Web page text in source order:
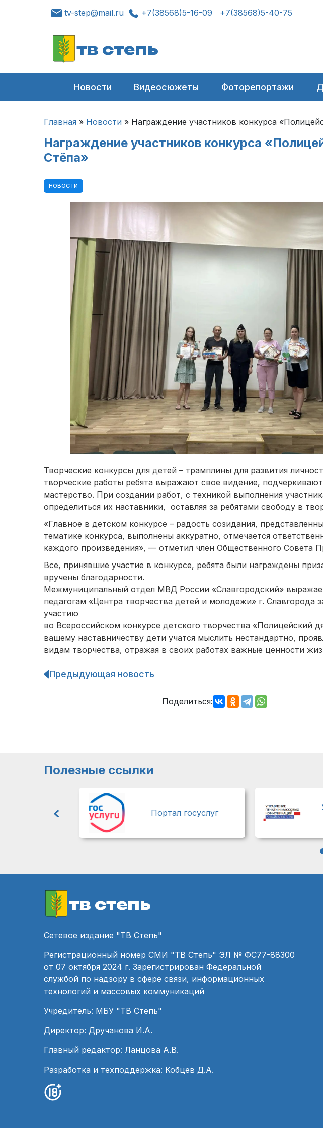
tv-step@mail.ru +7(38568)5-16-09 +7(38568)5-40-75
тв степь
Новости Видеосюжеты Фоторепортажи
Главная » Новости » Награждение участников конкурса
Награждение участников конкурса
Стёпа»
НОВОСТИ
Творческие конкурсы для детей – трамплины для развития
творческие работы ребята выражают свое видение,
мастерство. При создании работ, с техникой выполнения
определиться их наставники, оставляя за ребятами свободу в
«Главное в детском конкурсе – радость созидания,
тематике конкурса, выполнены аккуратно, отмечается
каждого произведения», — отметил член Общественного Совета
Все, принявшие участие в конкурсе, ребята были награждены
вручены благодарности.
Межмуниципальный отдел МВД России «Славгородский»
педагогам «Центра творчества детей и молодежи» г. Славгорода
участию
во Всероссийском конкурсе детского творчества «Полицейский
вашему наставничеству дети учатся мыслить нестандартно,
видам творчества, отражая в своих работах важные ценности
Навигация
Предыдующая новость
Поделиться:
Полезные ссылки
Портал госуслуг
тв степь
Сетевое издание "ТВ Степь"
Регистрационный номер СМИ "ТВ Степь" ЭЛ № ФС77-88300
от 07 октября 2024 г. Зарегистрирован Федеральной
службой по надзору в сфере связи, информационных
технологий и массовых коммуникаций
Учредитель: МБУ "ТВ Степь"
Директор: Дручанова И.А.
Главный редактор: Ланцова А.В.
Разработка и техподдержка: Кобцев Д.А.